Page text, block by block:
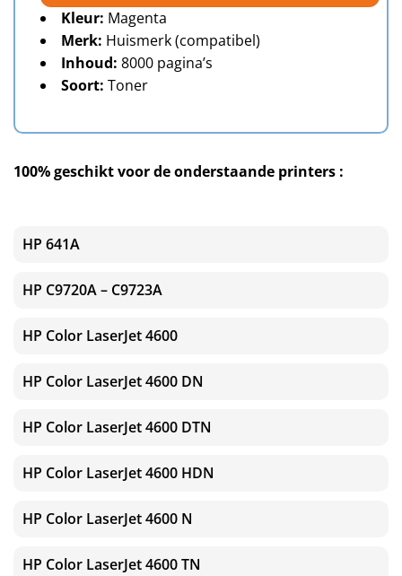
Kleur: Magenta
Merk: Huismerk (compatibel)
Inhoud: 8000 pagina’s
Soort: Toner
100% geschikt voor de onderstaande printers :
HP 641A
HP C9720A – C9723A
HP Color LaserJet 4600
HP Color LaserJet 4600 DN
HP Color LaserJet 4600 DTN
HP Color LaserJet 4600 HDN
HP Color LaserJet 4600 N
HP Color LaserJet 4600 TN